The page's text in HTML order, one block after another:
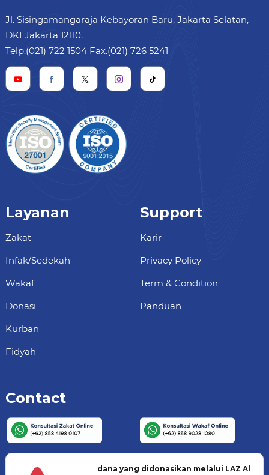
Jl. Sisingamangaraja Kebayoran Baru, Jakarta Selatan,
DKI Jakarta 12110.
Telp.(021) 722 1504 Fax.(021) 726 5241
Layanan
Zakat
Infak/Sedekah
Wakaf
Donasi
Kurban
Fidyah
Support
Karir
Privacy Policy
Term & Condition
Panduan
Contact
dana yang didonasikan melalui LAZ Al